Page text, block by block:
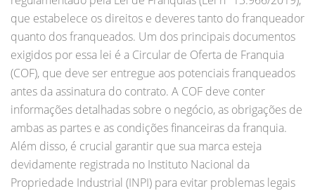
que estabelece os direitos e deveres tanto do franqueador
quanto dos franqueados. Um dos principais documentos
exigidos por essa lei é a Circular de Oferta de Franquia
(COF), que deve ser entregue aos potenciais franqueados
antes da assinatura do contrato. A COF deve conter
informações detalhadas sobre o negócio, as obrigações de
ambas as partes e as condições financeiras da franquia.
Além disso, é crucial garantir que sua marca esteja
devidamente registrada no Instituto Nacional da
Propriedade Industrial (INPI) para evitar problemas legais